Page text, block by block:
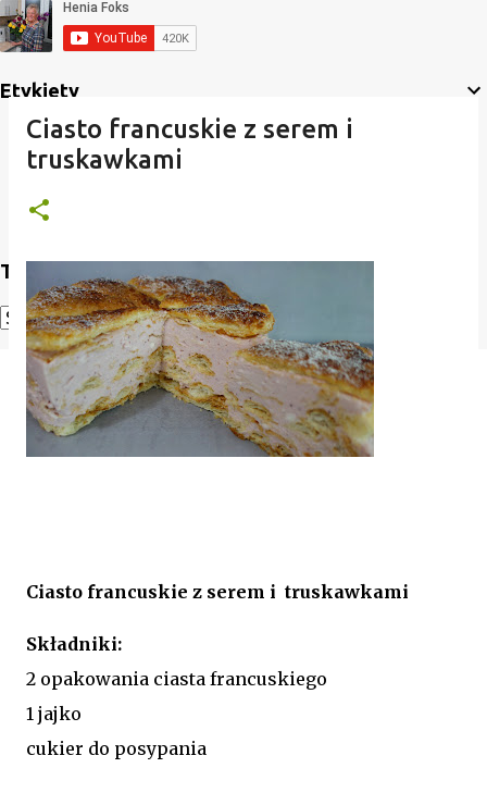
Etykiety
Translate
Powered by Translate
Ciasto francuskie z serem i
truskawkami
Ciasto francuskie z serem i truskawkami
Składniki:
2 opakowania ciasta francuskiego
1 jajko
cukier do posypania